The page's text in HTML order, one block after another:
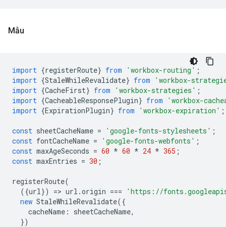
Mẫu
import {registerRoute} from 'workbox-routing' ;
import {StaleWhileRevalidate} from
'workbox-
import {CacheFirst} from 'workbox-strategies' ;
import {CacheableResponsePlugin} from
'workbox-
import {ExpirationPlugin} from 'workbox-expiration' ;
const sheetCacheName = 'google-fonts-stylesheets' ;
const fontCacheName = 'google-fonts-webfonts' ;
const maxAgeSeconds = 60 * 60 * 24 * 365 ;
const maxEntries = 30 ;
registerRoute(
({url}) => url .origin ===
'https://
new StaleWhileRevalidate({
cacheName : sheetCacheName,
})